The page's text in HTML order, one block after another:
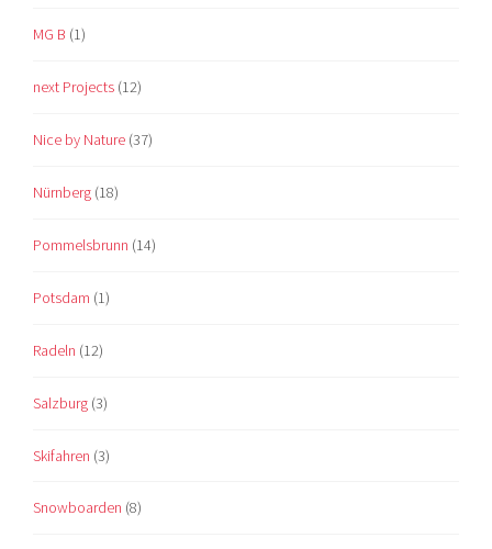
MG B (1)
next Projects (12)
Nice by Nature (37)
Nürnberg (18)
Pommelsbrunn (14)
Potsdam (1)
Radeln (12)
Salzburg (3)
Skifahren (3)
Snowboarden (8)